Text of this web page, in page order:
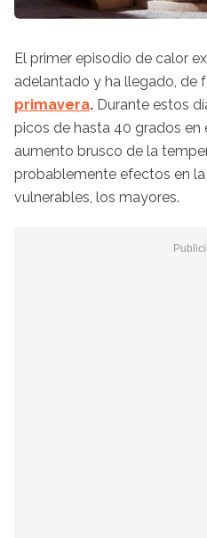
El primer episodio de calor
adelantado y ha llegado, de
primavera. Durante estos
picos de hasta 40 grados en
aumento brusco de la
probablemente efectos en
vulnerables, los mayores.